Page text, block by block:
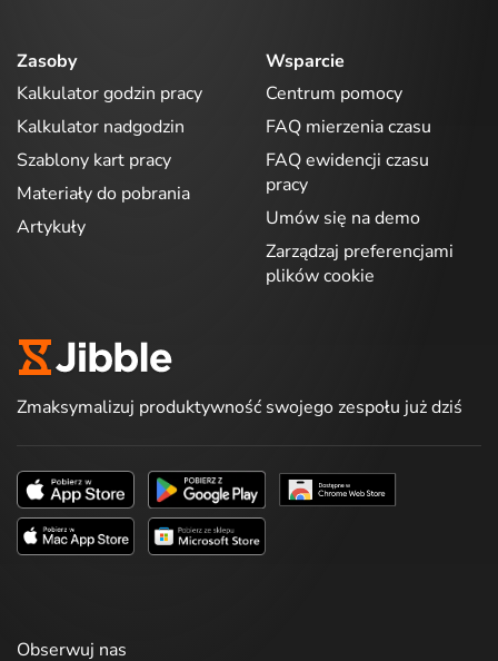
Zasoby
Kalkulator godzin pracy
Kalkulator nadgodzin
Szablony kart pracy
Materiały do pobrania
Artykuły
Wsparcie
Centrum pomocy
FAQ mierzenia czasu
FAQ ewidencji czasu
pracy
Umów się na demo
Zarządzaj preferencjami
plików cookie
Zmaksymalizuj produktywność swojego zespołu już dziś
Obserwuj nas